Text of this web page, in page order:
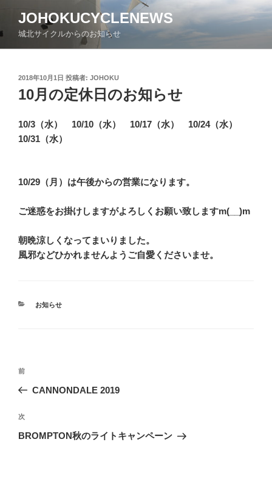
テ
ン
JOHOKUCYCLENEWS
城北サイクルからのお知らせ
投
稿
日:
2018年10月1日 投稿者: JOHOKU
10月の定休日のお知らせ
10/3（水） 10/10（水） 10/17（水） 10/24（水）
10/31（水）
10/29（月）は午後からの営業になります。
ご迷惑をお掛けしますがよろしくお願い致しますm(__)m
朝晩涼しくなってまいりました。
風邪などひかれませんようご自愛くださいませ。
カ
お知らせ
投
ビ
ゲ
過
去
投
稿
前
CANNONDALE 2019
次
の
次
BROMPTON秋のライトキャンペーン